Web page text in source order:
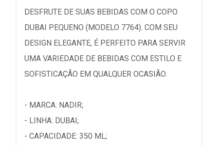
DESFRUTE DE SUAS BEBIDAS COM O COPO
DUBAI PEQUENO (MODELO 7764). COM SEU
DESIGN ELEGANTE, É PERFEITO PARA SERVIR
UMA VARIEDADE DE BEBIDAS COM ESTILO E
SOFISTICAÇÃO EM QUALQUER OCASIÃO.
- MARCA: NADIR;
- LINHA: DUBAI;
- CAPACIDADE: 350 ML;